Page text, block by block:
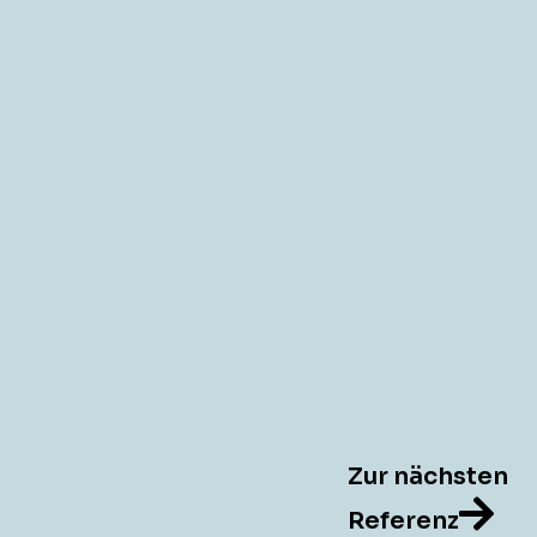
Zur nächsten
Referenz